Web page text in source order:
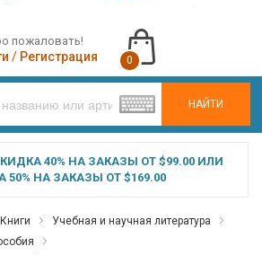
НАЙТИ
пожаловать!
/ Регистрация 0
40% НА ЗАКАЗЫ ОТ $99.00 ИЛИ
50% НА ЗАКАЗЫ ОТ $169.00
Книги
Учебная и научная литература